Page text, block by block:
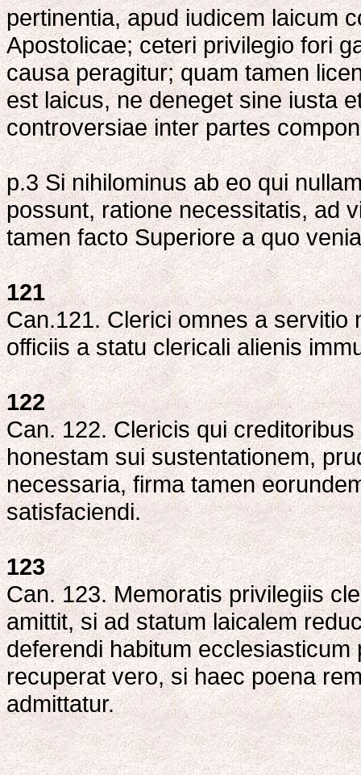
pertinentia, apud iudicem laicum
Apostolicae; ceteri privilegio fori
causa peragitur; quam tamen
est laicus, ne deneget sine iusta
controversiae inter partes
p.3 Si nihilominus ab eo qui
possunt, ratione necessitatis, ad
tamen facto Superiore a quo
121
Can.121. Clerici omnes a servitio
officiis a statu clericali alienis
122
Can. 122. Clericis qui
honestam sui sustentationem,
necessaria, firma tamen
satisfaciendi.
123
Can. 123. Memoratis privilegiis
amittit, si ad statum laicalem
deferendi habitum
recuperat vero, si haec poena
admittatur.